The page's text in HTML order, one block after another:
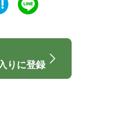
りに登録